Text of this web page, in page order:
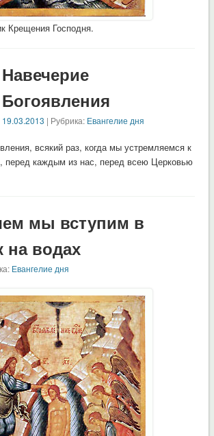
Крещения Господня.
Навечерие
Богоявления
19.03.2013 | Рубрика: Евангелие дня
всякий раз, когда мы устремляемся к
перед каждым из нас, перед всею Церковью
мы вступим в
на водах
Евангелие дня